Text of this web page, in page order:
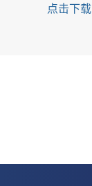
点击下载